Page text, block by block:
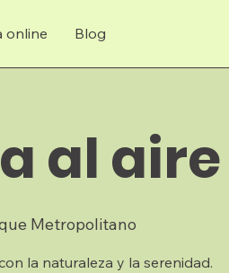
online Blog
al
Metropolitano
la naturaleza y la serenidad.